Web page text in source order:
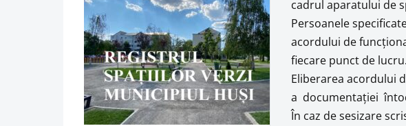
cadrul aparatului de
Persoanele
acordului de
fiecare punct de lucru.
Eliberarea acordului
a documentaţiei
În caz de sesizare